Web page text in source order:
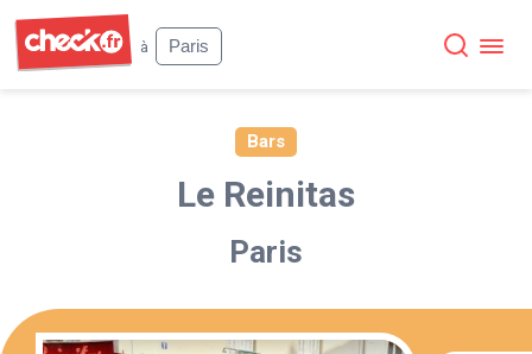
à
Paris
Bars
Le Reinitas
Paris